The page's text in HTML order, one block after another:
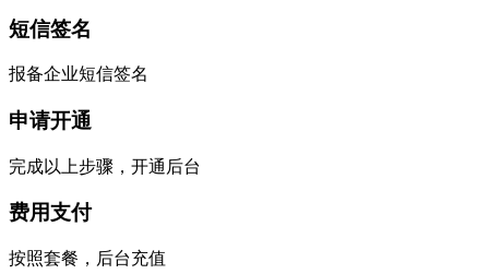
短信签名
报备企业短信签名
申请开通
完成以上步骤，开通后台
费用支付
按照套餐，后台充值